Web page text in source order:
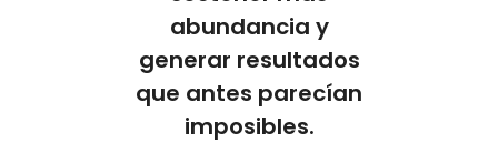
abundancia y
generar resultados
que antes parecían
imposibles.